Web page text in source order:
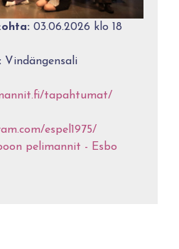
03.06.2026 klo 18
Vindängensali
tapahtumat/
espel1975/
pelimannit - Esbo